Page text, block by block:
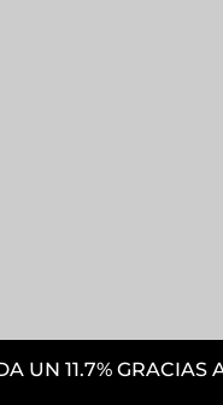
UN 11.7%